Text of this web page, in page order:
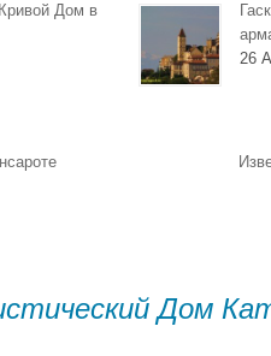
Дом в
26
Дом